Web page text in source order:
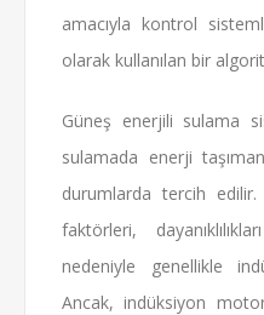
amacıyla kontrol
olarak kullanılan bir
Güneş enerjili sulama
sulamada enerji
durumlarda tercih
faktörleri,
nedeniyle genellikle
Ancak, indüksiyon